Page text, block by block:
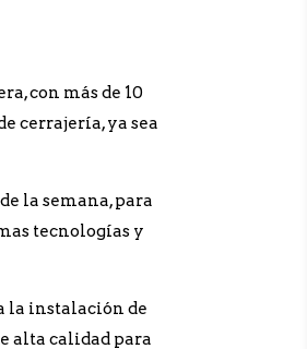
con más de 10
cerrajería, ya sea
la semana, para
tecnologías y
la instalación de
alta calidad para